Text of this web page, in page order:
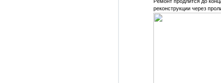
реконструкции через